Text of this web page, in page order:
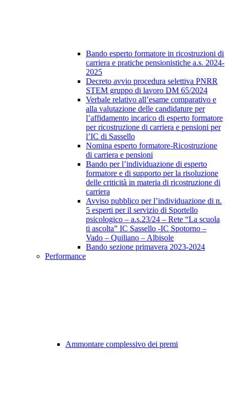
Bando esperto formatore in ricostruzioni di
carriera e pratiche pensionistiche a.s. 2024-
2025
Decreto avvio procedura selettiva PNRR
STEM gruppo di lavoro DM 65/2024
Verbale relativo all’esame comparativo e
alla valutazione delle candidature per
l’affidamento incarico di esperto formatore
per ricostruzione di carriera e pensioni per
l’IC di Sassello
Nomina esperto formatore-Ricostruzione
di carriera e pensioni
Bando per l’individuazione di esperto
formatore e di supporto per la risoluzione
delle criticità in materia di ricostruzione di
carriera
Avviso pubblico per l’individuazione di n.
5 esperti per il servizio di Sportello
psicologico – a.s.23/24 – Rete “La scuola
ti ascolta” IC Sassello -IC Spotorno –
Vado – Quiliano – Albisole
Bando sezione primavera 2023-2024
Performance
Ammontare complessivo dei premi